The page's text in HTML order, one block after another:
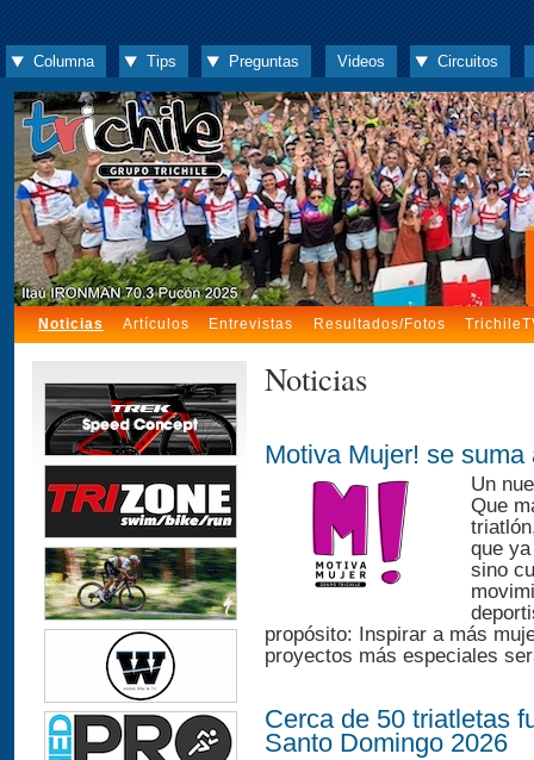
Columna Tips Preguntas Videos Circuitos
Noticias Artículos Entrevistas Resultados/Fotos
Noticias
Motiva Mujer! se suma
Un
Que
que
sino
propósito: Inspirar a más
proyectos más especiales
Cerca de 50 triatletas
Santo Domingo 2026